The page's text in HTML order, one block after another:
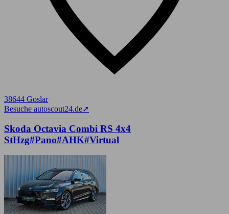
38644 Goslar
Besuche autoscout24.de➚
Skoda Octavia Combi RS 4x4
StHzg#Pano#AHK#Virtual